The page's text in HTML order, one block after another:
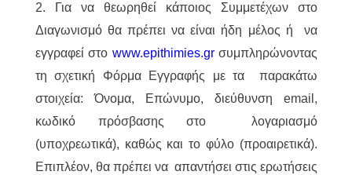
2. Για να θεωρηθεί κάποιος Συμμετέχων στο
Διαγωνισμό θα πρέπει να είναι ήδη μέλος ή να
εγγραφεί στο www.epithimies.gr συμπληρώνοντας
τη σχετική Φόρμα Εγγραφής με τα παρακάτω
στοιχεία: Όνομα, Επώνυμο, διεύθυνση email,
κωδικό πρόσβασης στο λογαριασμό
(υποχρεωτικά), καθώς και το φύλο (προαιρετικά).
Επιπλέον, θα πρέπει να απαντήσει στις ερωτήσεις